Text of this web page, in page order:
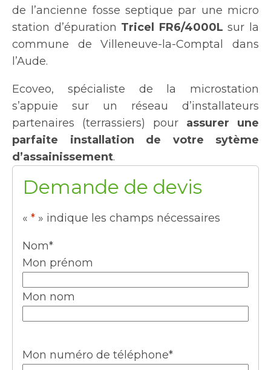
de l’ancienne fosse septique par une micro
station d’épuration Tricel FR6/4000L sur la
commune de Villeneuve-la-Comptal dans
l’Aude.
Ecoveo, spécialiste de la microstation
s’appuie sur un réseau d’installateurs
partenaires (terrassiers) pour assurer une
parfaite installation de votre sytème
d’assainissement.
Demande de devis
« * » indique les champs nécessaires
Nom*
Mon prénom
Mon nom
Mon numéro de téléphone*